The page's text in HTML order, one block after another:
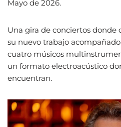
Mayo de 2026.
Una gira de conciertos donde
su nuevo trabajo
cuatro músicos
un formato electroacústico
encuentran.